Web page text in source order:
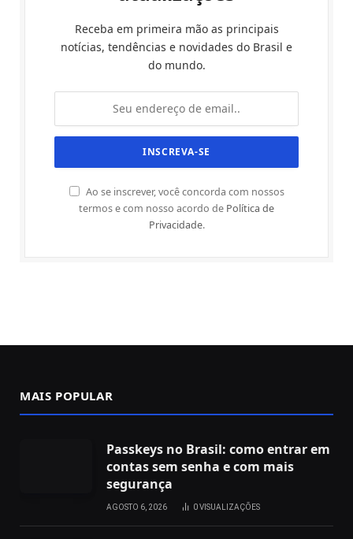
Receba em primeira mão as principais
notícias, tendências e novidades do Brasil e
do mundo.
Ao se inscrever, você concorda com nossos
termos e com nosso acordo de Política de
Privacidade.
MAIS POPULAR
Passkeys no Brasil: como entrar em
contas sem senha e com mais
segurança
AGOSTO 6, 2026 0VISUALIZAÇÕES